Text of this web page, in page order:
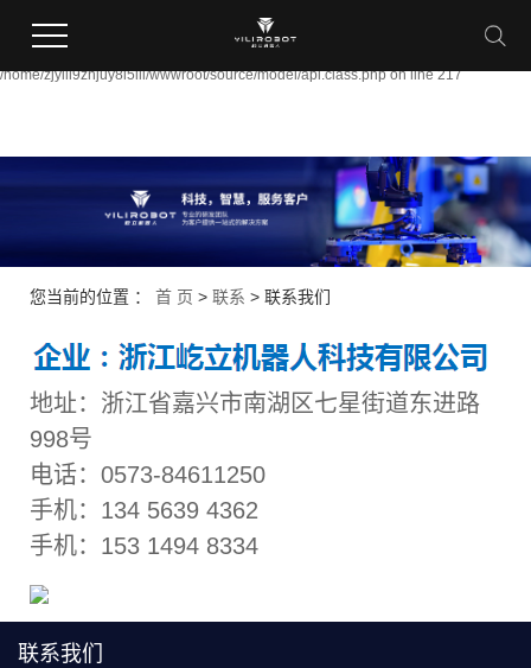
file_put_contents(/home/zjyili9znjuy8i5lli/wwwroot/source/cache/
/home/zjyili9znjuy8i5lli/wwwroot/source/model/api.class.php on line 217
您当前的位置 ： 首 页 > 联系 > 联系我们
地址：浙江省嘉兴市南湖区七星街道东进路
998号
电话：0573-84611250
手机：134 5639 4362
手机：153 1494 8334
联系我们